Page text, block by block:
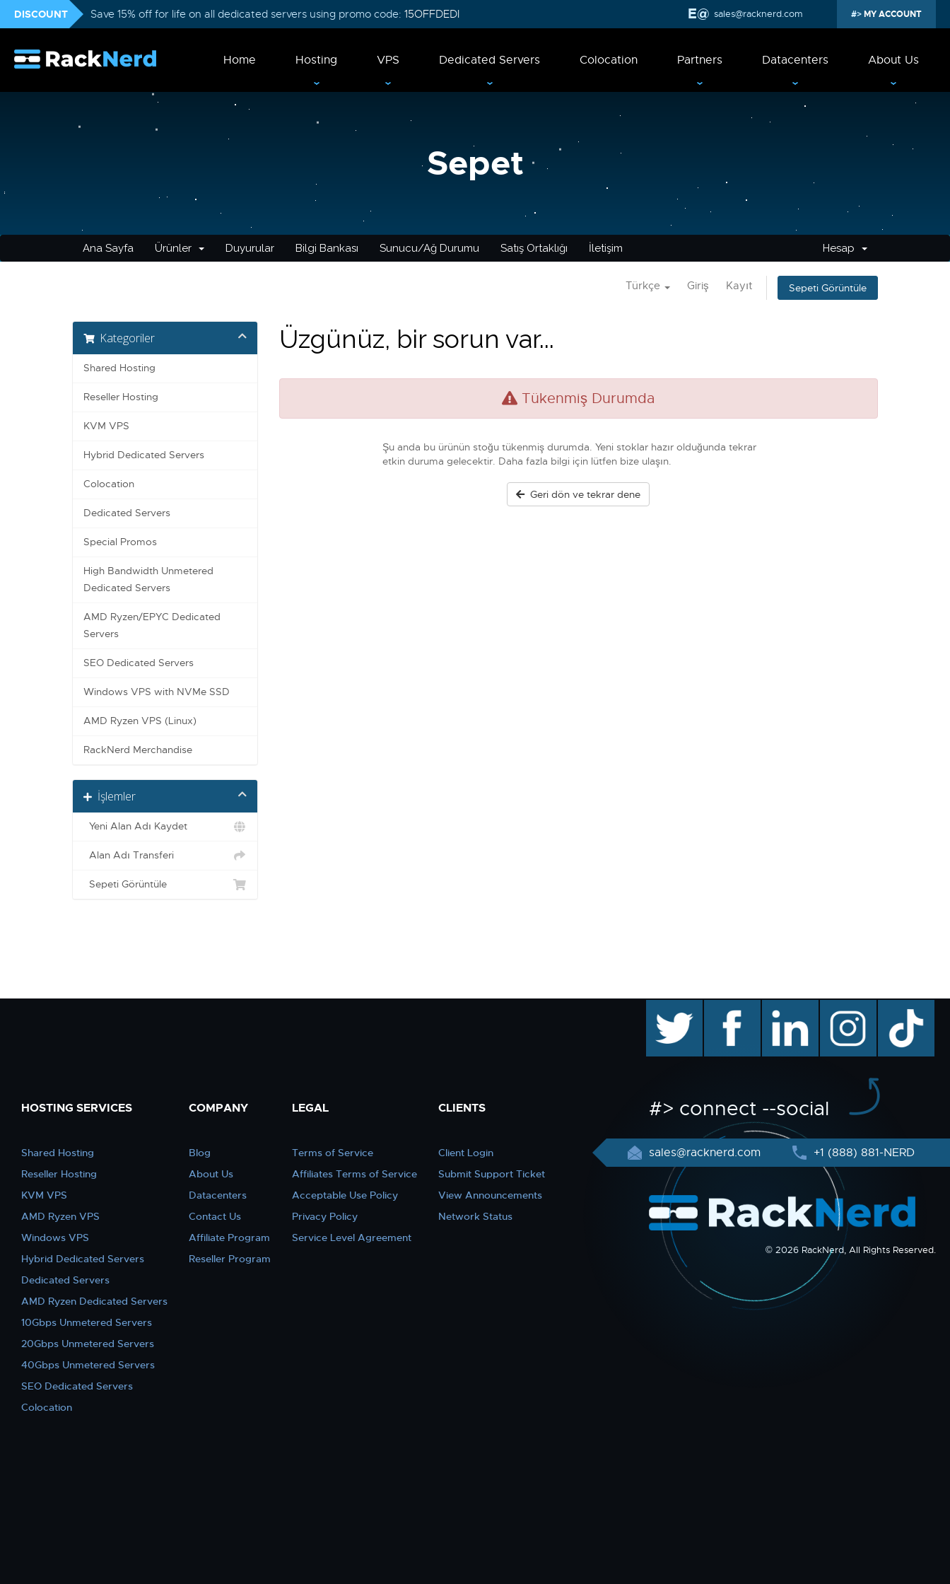
DISCOUNT Save 15% off for life on all dedicated servers using promo code: 15OFFDEDI sales@racknerd.com MY ACCOUNT
Home Hosting VPS Dedicated Servers Colocation Partners Datacenters About Us
Sepet
Ana Sayfa Ürünler Duyurular Bilgi Bankası Sunucu/Ağ Durumu Satış Ortaklığı İletişim Hesap
Türkçe Giriş Kayıt Sepeti Görüntüle
Kategoriler
Shared Hosting
Reseller Hosting
KVM VPS
Hybrid Dedicated Servers
Colocation
Dedicated Servers
Special Promos
High Bandwidth Unmetered
Dedicated Servers
AMD Ryzen/EPYC Dedicated
Servers
SEO Dedicated Servers
Windows VPS with NVMe SSD
AMD Ryzen VPS (Linux)
RackNerd Merchandise
İşlemler
Yeni Alan Adı Kaydet
Alan Adı Transferi
Sepeti Görüntüle
Üzgünüz, bir sorun var...
Tükenmiş Durumda
Şu anda bu ürünün stoğu tükenmiş durumda. Yeni stoklar hazır olduğunda tekrar
etkin duruma gelecektir. Daha fazla bilgi için lütfen bize ulaşın.
Geri dön ve tekrar dene
HOSTING SERVICES
Shared Hosting
Reseller Hosting
KVM VPS
AMD Ryzen VPS
Windows VPS
Hybrid Dedicated Servers
Dedicated Servers
AMD Ryzen Dedicated Servers
10Gbps Unmetered Servers
20Gbps Unmetered Servers
40Gbps Unmetered Servers
SEO Dedicated Servers
Colocation
COMPANY
Blog
About Us
Datacenters
Contact Us
Affiliate Program
Reseller Program
LEGAL
Terms of Service
Affiliates Terms of Service
Acceptable Use Policy
Privacy Policy
Service Level Agreement
CLIENTS
Client Login
Submit Support Ticket
View Announcements
Network Status
facebook linkedin instagram TikTok
#> connect --social
sales@racknerd.com +1 (888) 881-NERD
© 2026 RackNerd, All Rights Reserved.